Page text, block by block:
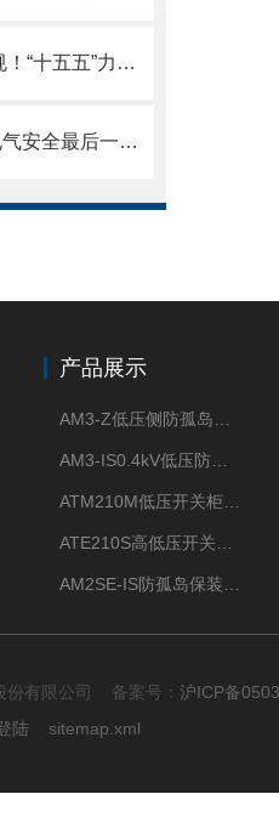
虚拟电厂 车网互动入规！“十五五”力推灵活负荷，打造零碳园区
为什么说抑制谐波是电气安全最后一道关？深度拆解新国标下的安防保护器产品
产品展示
份有限公司 备案号： 沪ICP备
陆 sitemap.xml